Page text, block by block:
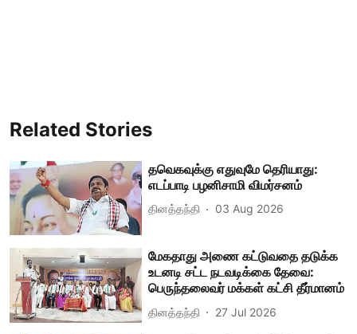
Related Stories
தவெகவுக்கு எதுவுமே தெரியாது:
எடப்பாடி பழனிசாமி விமர்சனம்
தினத்தந்தி 03 Aug 2026
மேகதாது அணை கட்டுவதை தடுக்க
உடனடி சட்ட நடவடிக்கை தேவை:
பெருந்தலைவர் மக்கள் கட்சி தீர்மானம்
தினத்தந்தி 27 Jul 2026